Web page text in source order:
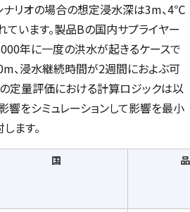
リオの場合の想定浸水深は3m、4℃
います。製品Bの国内サプライヤー
年に一度の洪水が起きるケースで
、浸水継続時間が2週間におよぶ可
定量評価における計算ロジックは以
響をシミュレーションして影響を最小
ます。
国